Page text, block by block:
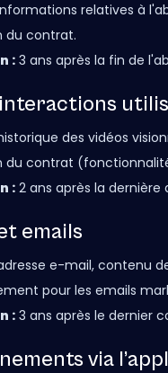
relatives à
du contrat.
: 3 ans après la fin de
des vidéos
du contrat
: 2 ans après la dernière
emails
e-mail, contenu
pour les emails
: 3 ans après le dernier
via